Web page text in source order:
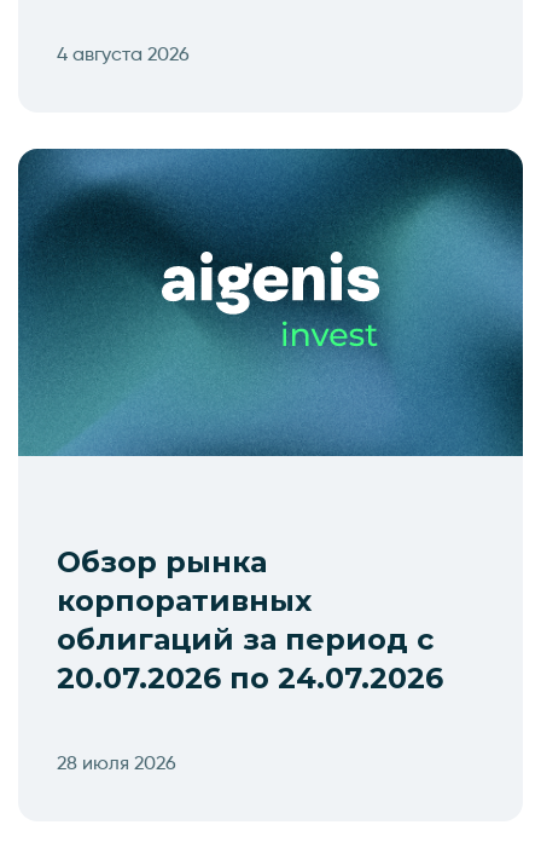
4 августа 2026
Обзор рынка
корпоративных
облигаций за период с
20.07.2026 по 24.07.2026
28 июля 2026